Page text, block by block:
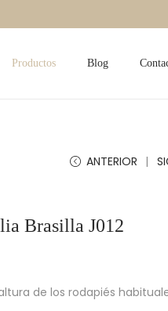
Productos Blog
ANTERIOR
Brasilla J012
de los rodapiés